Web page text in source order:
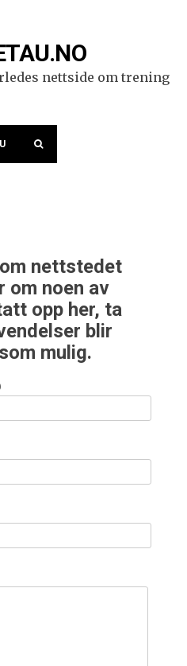
nettside om trening
nettstedet
om noen av
opp her, ta
blir
mulig.